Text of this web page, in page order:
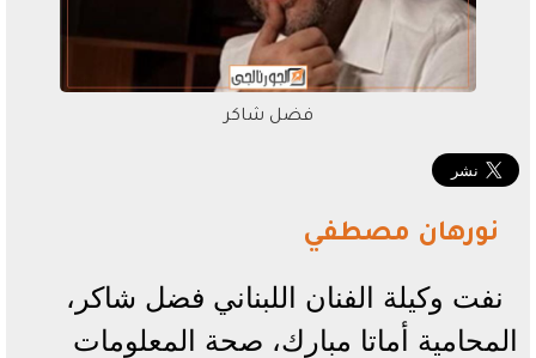
فضل شاكر
نورهان مصطفي
نفت وكيلة الفنان اللبناني فضل شاكر،
المحامية أماتا مبارك، صحة المعلومات